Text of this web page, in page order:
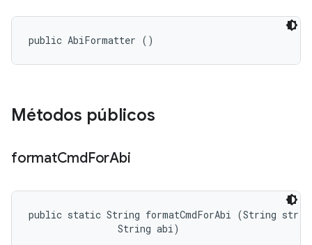
public AbiFormatter ()
Métodos públicos
formatCmdForAbi
public static String formatCmdForAbi (String str,
                String abi)